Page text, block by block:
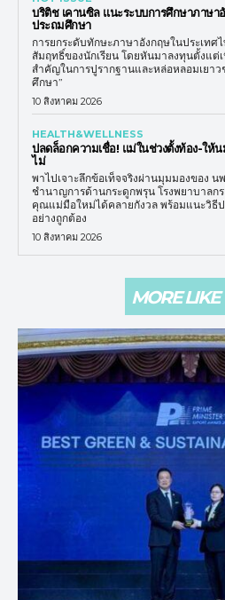
บริติช เคานซิล แนะระบบการศึกษาภาษา
ประถมศึกษา
การยกระดับทักษะภาษาอังกฤษในประเทศ
สัมฤทธิ์ของนักเรียน โดยหันมาลงทุนตั้งแ
สำคัญในการปูรากฐานและหล่อหลอมเยา
ศึกษา”
10 สิงหาคม 2026
HEALTH&WELLNESS
ปลดล็อกความเชื่อ! แม่ในช่วงตั้งท้อง-ให้
ไม่
พาไปเจาะลึกข้อเท็จจริงผ่านมุมมองของ
ชำนาญการด้านกระดูกพรุน โรงพยาบาลก
คุณแม่มือใหม่ได้คลายกังวล พร้อมแนะวิธี
อย่างถูกต้อง
10 สิงหาคม 2026
MORE LIKE